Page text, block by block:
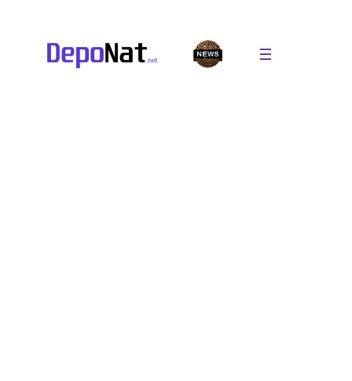
содержимому